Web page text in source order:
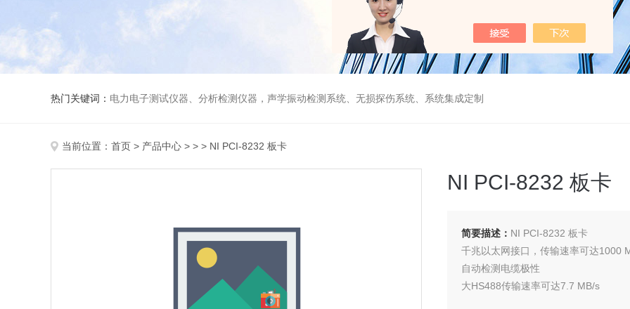
热门关键词： 电力电子测试仪器、分析检测仪器，声学振动检测系统、无损探伤系统、系统集成定制
当前位置： 首页 > 产品中心 > > > NI PCI-8232 板卡
NI PCI-8232 板卡
简要描述： NI PCI-8232 板卡
千兆以太网接口，传输速率可达1000
自动检测电缆极性
大HS488传输速率可达7.7 MB/s